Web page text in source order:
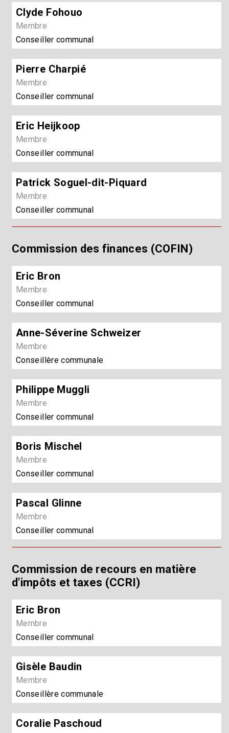
Clyde Fohouo
Membre
Conseiller communal
Pierre Charpié
Membre
Conseiller communal
Eric Heijkoop
Membre
Conseiller communal
Patrick Soguel-dit-Piquard
Membre
Conseiller communal
Commission des finances (COFIN)
Eric Bron
Membre
Conseiller communal
Anne-Séverine Schweizer
Membre
Conseillère communale
Philippe Muggli
Membre
Conseiller communal
Boris Mischel
Membre
Conseiller communal
Pascal Glinne
Membre
Conseiller communal
Commission de recours en matière
d'impôts et taxes (CCRI)
Eric Bron
Membre
Conseiller communal
Gisèle Baudin
Membre
Conseillère communale
Coralie Paschoud